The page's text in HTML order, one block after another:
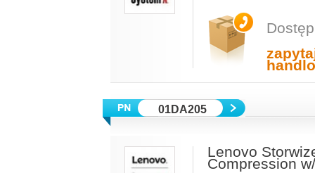
01DA205
Lenovo
Compression